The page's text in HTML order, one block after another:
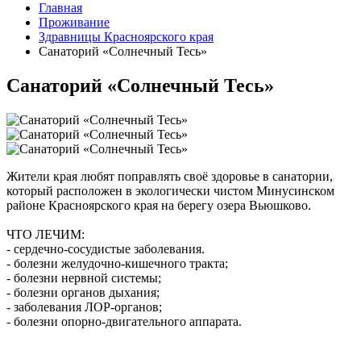
Главная
Проживание
Здравницы Красноярского края
Санаторий «Солнечный Тесь»
Санаторий «Солнечный Тесь»
Жители края любят поправлять своё здоровье в санатории,
который расположен в экологически чистом Минусинском
районе Красноярского края на берегу озера Вьюшково.
ЧТО ЛЕЧИМ:
- сердечно-сосудистые заболевания.
- болезни желудочно-кишечного тракта;
- болезни нервной системы;
- болезни органов дыхания;
- заболевания ЛОР-органов;
- болезни опорно-двигательного аппарата.